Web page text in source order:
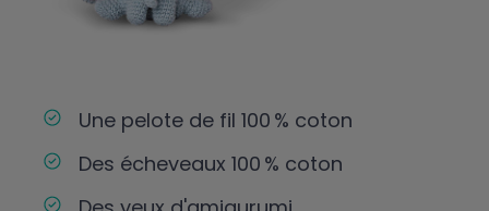
Une pelote de fil 100 % coton
Des écheveaux 100 % coton